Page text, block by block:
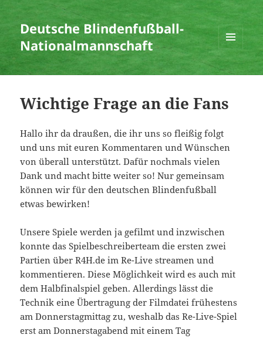
Deutsche Blindenfußball-
Nationalmannschaft
MENÜ
UND
WIDGETS
Wichtige Frage an die Fans
Hallo ihr da draußen, die ihr uns so fleißig folgt
und uns mit euren Kommentaren und Wünschen
von überall unterstützt. Dafür nochmals vielen
Dank und macht bitte weiter so! Nur gemeinsam
können wir für den deutschen Blindenfußball
etwas bewirken!
Unsere Spiele werden ja gefilmt und inzwischen
konnte das Spielbeschreiberteam die ersten zwei
Partien über R4H.de im Re-Live streamen und
kommentieren. Diese Möglichkeit wird es auch mit
dem Halbfinalspiel geben. Allerdings lässt die
Technik eine Übertragung der Filmdatei frühestens
am Donnerstagmittag zu, weshalb das Re-Live-Spiel
erst am Donnerstagabend mit einem Tag